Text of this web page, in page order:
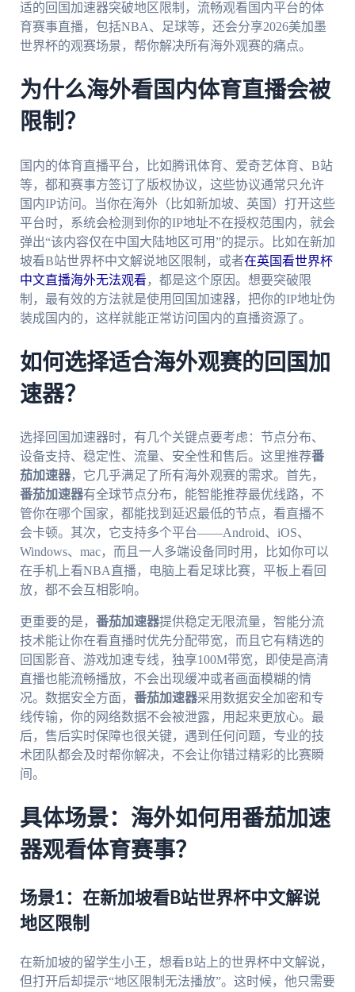
适的回国加速器突破地区限制，流畅观看国内平台的体
育赛事直播，包括NBA、足球等，还会分享2026美加墨
世界杯的观赛场景，帮你解决所有海外观赛的痛点。
为什么海外看国内体育直播会被
限制？
国内的体育直播平台，比如腾讯体育、爱奇艺体育、B站
等，都和赛事方签订了版权协议，这些协议通常只允许
国内IP访问。当你在海外（比如新加坡、英国）打开这些
平台时，系统会检测到你的IP地址不在授权范围内，就会
弹出“该内容仅在中国大陆地区可用”的提示。比如在新加
坡看B站世界杯中文解说地区限制，或者在英国看世界杯
中文直播海外无法观看 ，都是这个原因。想要突破限
制，最有效的方法就是使用回国加速器，把你的IP地址伪
装成国内的，这样就能正常访问国内的直播资源了。
如何选择适合海外观赛的回国加
速器？
选择回国加速器时，有几个关键点要考虑：节点分布、
设备支持、稳定性、流量、安全性和售后。这里推荐番
茄加速器，它几乎满足了所有海外观赛的需求。首先，
番茄加速器有全球节点分布，能智能推荐最优线路，不
管你在哪个国家，都能找到延迟最低的节点，看直播不
会卡顿。其次，它支持多个平台——Android、iOS、
Windows、mac，而且一人多端设备同时用，比如你可以
在手机上看NBA直播，电脑上看足球比赛，平板上看回
放，都不会互相影响。
更重要的是， 番茄加速器提供稳定无限流量，智能分流
技术能让你在看直播时优先分配带宽，而且它有精选的
回国影音、游戏加速专线，独享100M带宽，即使是高清
直播也能流畅播放，不会出现缓冲或者画面模糊的情
况。数据安全方面， 番茄加速器采用数据安全加密和专
线传输，你的网络数据不会被泄露，用起来更放心。最
后，售后实时保障也很关键，遇到任何问题，专业的技
术团队都会及时帮你解决，不会让你错过精彩的比赛瞬
间。
具体场景：海外如何用番茄加速
器观看体育赛事？
场景1：在新加坡看B站世界杯中文解说
地区限制
在新加坡的留学生小王，想看B站上的世界杯中文解说，
但打开后却提示“地区限制无法播放”。这时候，他只需要